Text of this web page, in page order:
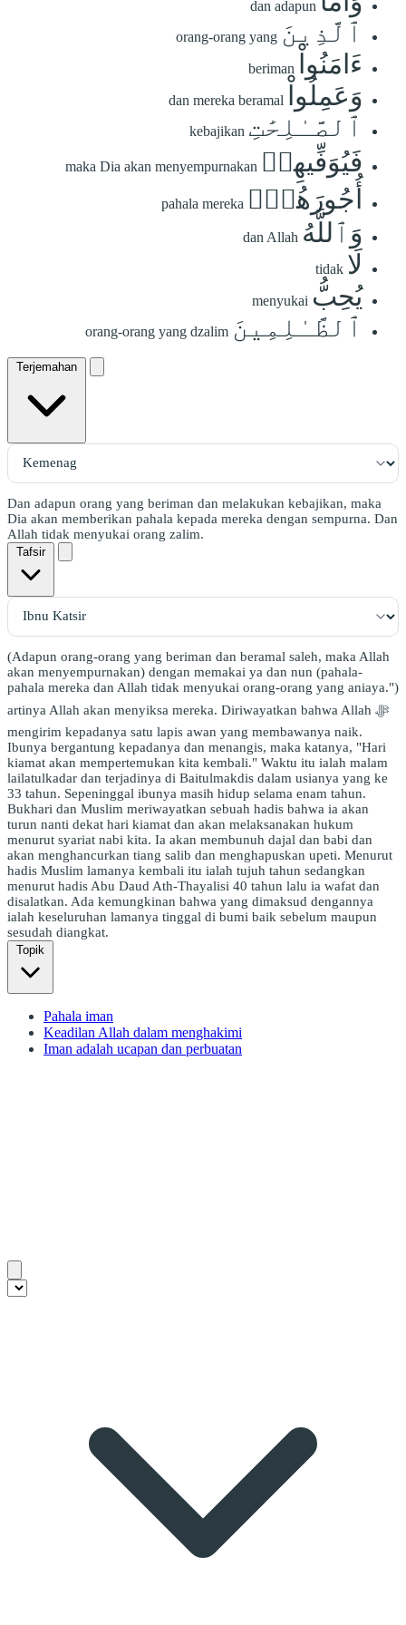
dan adapun
ٱلَّذِينَ orang-orang yang
ءَامَنُواْ beriman
وَعَمِلُواْ dan mereka beramal
ٱلصَّـٰلِحَٰتِ kebajikan
فَيُوَفِّيهِمۡ maka Dia akan menyempurnakan
أُجُورَهُمۡۗ pahala mereka
وَٱللَّهُ dan Allah
لَا tidak
يُحِبُّ menyukai
ٱلظَّـٰلِمِينَ orang-orang yang dzalim
Terjemahan
Dan adapun orang yang beriman dan melakukan kebajikan, maka
Dia akan memberikan pahala kepada mereka dengan sempurna. Dan
Allah tidak menyukai orang zalim.
Tafsir
(Adapun orang-orang yang beriman dan beramal saleh, maka Allah
akan menyempurnakan) dengan memakai ya dan nun (pahala-
pahala mereka dan Allah tidak menyukai orang-orang yang aniaya.")
artinya Allah akan menyiksa mereka. Diriwayatkan bahwa Allah ﷻ
mengirim kepadanya satu lapis awan yang membawanya naik.
Ibunya bergantung kepadanya dan menangis, maka katanya, "Hari
kiamat akan mempertemukan kita kembali." Waktu itu ialah malam
lailatulkadar dan terjadinya di Baitulmakdis dalam usianya yang ke
33 tahun. Sepeninggal ibunya masih hidup selama enam tahun.
Bukhari dan Muslim meriwayatkan sebuah hadis bahwa ia akan
turun nanti dekat hari kiamat dan akan melaksanakan hukum
menurut syariat nabi kita. Ia akan membunuh dajal dan babi dan
akan menghancurkan tiang salib dan menghapuskan upeti. Menurut
hadis Muslim lamanya kembali itu ialah tujuh tahun sedangkan
menurut hadis Abu Daud Ath-Thayalisi 40 tahun lalu ia wafat dan
disalatkan. Ada kemungkinan bahwa yang dimaksud dengannya
ialah keseluruhan lamanya tinggal di bumi baik sebelum maupun
sesudah diangkat.
Topik
Pahala iman
Keadilan Allah dalam menghakimi
Iman adalah ucapan dan perbuatan